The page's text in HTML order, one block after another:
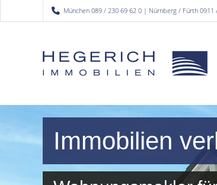
München 089 / 230 69 62 0 | Nürnberg / Fürth 0911
Immobilien